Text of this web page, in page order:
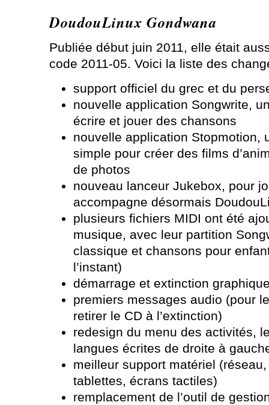
DoudouLinux Gondwana
Publiée début juin 2011, elle était
code 2011-05. Voici la liste des
support officiel du grec et du
nouvelle application Songwrite,
écrire et jouer des chansons
nouvelle application Stopmotion,
simple pour créer des films
de photos
nouveau lanceur Jukebox, pour
accompagne désormais
plusieurs fichiers MIDI ont été
musique, avec leur partition
classique et chansons pour
l’instant)
démarrage et extinction
premiers messages audio (pour
retirer le CD à l’extinction)
redesign du menu des activités,
langues écrites de droite à
meilleur support matériel
tablettes, écrans tactiles)
remplacement de l’outil de